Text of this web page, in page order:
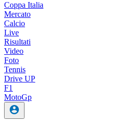
Coppa Italia
Mercato
Calcio
Live
Risultati
Video
Foto
Tennis
Drive UP
F1
MotoGp